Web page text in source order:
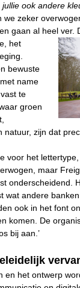
ook andere
we zeker
gaan al heel ver.
het
bewuste
name
te
groen
natuur, zijn dat
voor het
maar
onderscheidend.
wat andere
ook in het font
komen. De
bij aan.’
en het ontwerp